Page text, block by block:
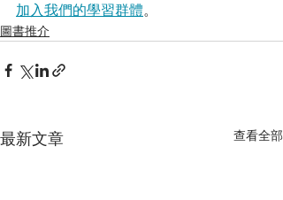
加入我們的學習群體。
圖書推介
最新文章 查看全部